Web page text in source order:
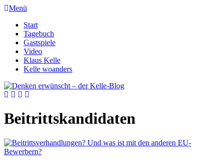
Menü
Start
Tagebuch
Gastspiele
Video
Klaus Kelle
Kelle woanders
Beitrittskandidaten